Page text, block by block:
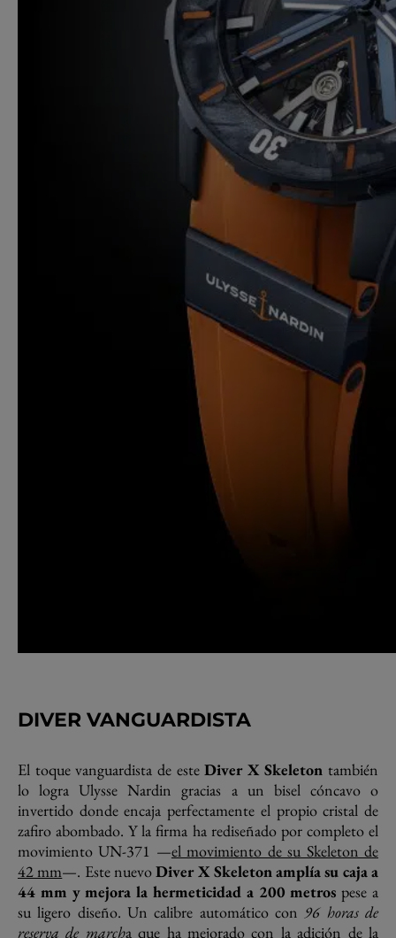
DIVER VANGUARDISTA
El toque vanguardista de esteDiver X Skeleton también
lo logra Ulysse Nardin gracias a un bisel cóncavo o
invertido donde encaja perfectamente el propio cristal de
zafiro abombado. Y la firma ha rediseñado por completo el
movimiento UN-371 —el movimiento de su Skeleton de
42 mm—. Este nuevoDiver X Skeleton amplía su caja a
44 mm y mejora la hermeticidad a 200 metros pese a
su ligero diseño. Un calibre automático con 96 horas de
reserva de marcha que ha mejorado con la adición de la